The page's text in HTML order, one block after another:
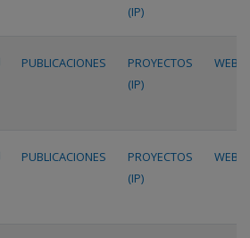
(IP)
PUBLICACIONES
PROYECTOS
(IP)
WEB
PUBLICACIONES
PROYECTOS
(IP)
WEB